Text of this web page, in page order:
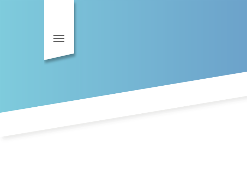
Toggle navigation